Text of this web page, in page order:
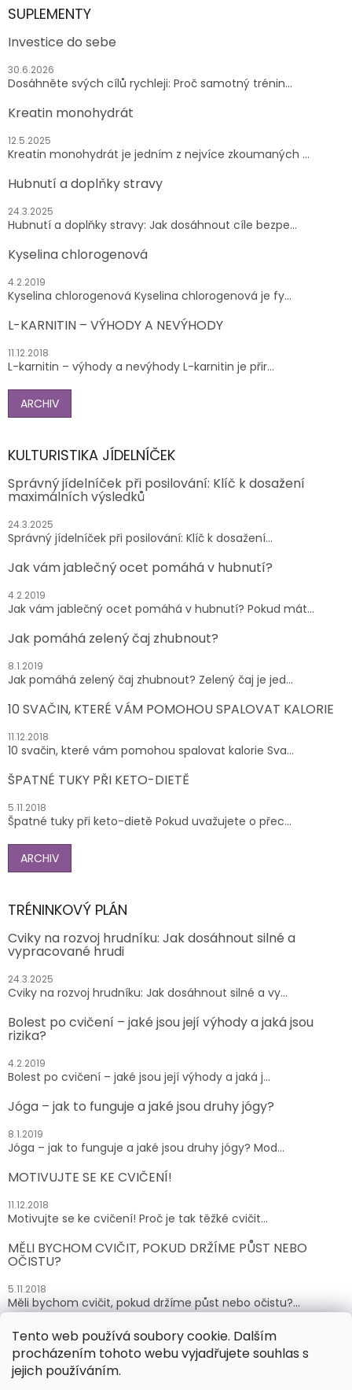
Tento web používá soubory cookie. Dalším
procházením tohoto webu vyjadřujete souhlas s
jejich používáním.
SUPLEMENTY
Investice do sebe
30.6.2026
Dosáhněte svých cílů rychleji: Proč samotný trénin...
Kreatin monohydrát
12.5.2025
Kreatin monohydrát je jedním z nejvíce zkoumaných ...
Hubnutí a doplňky stravy
24.3.2025
Hubnutí a doplňky stravy: Jak dosáhnout cíle bezpe...
Kyselina chlorogenová
4.2.2019
Kyselina chlorogenová Kyselina chlorogenová je fy...
L-KARNITIN – VÝHODY A NEVÝHODY
11.12.2018
L-karnitin – výhody a nevýhody L-karnitin je přir...
ARCHIV
KULTURISTIKA JÍDELNÍČEK
Správný jídelníček při posilování: Klíč k dosažení
maximálních výsledků
24.3.2025
Správný jídelníček při posilování: Klíč k dosažení...
Jak vám jablečný ocet pomáhá v hubnutí?
4.2.2019
Jak vám jablečný ocet pomáhá v hubnutí? Pokud mát...
Jak pomáhá zelený čaj zhubnout?
8.1.2019
Jak pomáhá zelený čaj zhubnout? Zelený čaj je jed...
10 SVAČIN, KTERÉ VÁM POMOHOU SPALOVAT KALORIE
11.12.2018
10 svačin, které vám pomohou spalovat kalorie Sva...
ŠPATNÉ TUKY PŘI KETO-DIETĚ
5.11.2018
Špatné tuky při keto-dietě Pokud uvažujete o přec...
ARCHIV
TRÉNINKOVÝ PLÁN
Cviky na rozvoj hrudníku: Jak dosáhnout silné a
vypracované hrudi
24.3.2025
Cviky na rozvoj hrudníku: Jak dosáhnout silné a vy...
Bolest po cvičení – jaké jsou její výhody a jaká jsou
rizika?
4.2.2019
Bolest po cvičení – jaké jsou její výhody a jaká j...
Jóga – jak to funguje a jaké jsou druhy jógy?
8.1.2019
Jóga – jak to funguje a jaké jsou druhy jógy? Mod...
MOTIVUJTE SE KE CVIČENÍ!
11.12.2018
Motivujte se ke cvičení! Proč je tak těžké cvičit...
MĚLI BYCHOM CVIČIT, POKUD DRŽÍME PŮST NEBO
OČISTU?
5.11.2018
Měli bychom cvičit, pokud držíme půst nebo očistu?...
ARCHIV